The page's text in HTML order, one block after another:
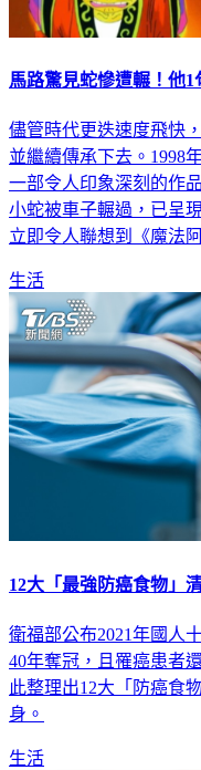
馬路驚見蛇慘遭輾！他
儘管時代更迭速度飛快
並繼續傳承下去。1998
一部令人印象深刻的作
小蛇被車子輾過，已呈
立即令人聯想到《魔法
生活
12大「最強防癌食物」
衛福部公布2021年國人
40年奪冠，且罹癌患者
此整理出12大「防癌食
身。
生活